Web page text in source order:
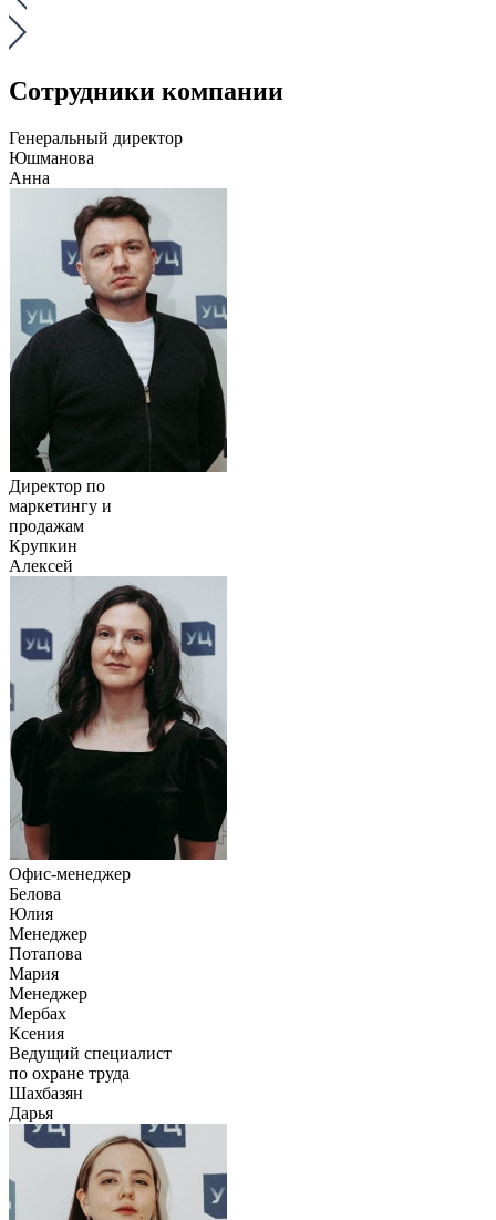
Сотрудники компании
Генеральный директор
Юшманова
Анна
Директор по
маркетингу и
продажам
Крупкин
Алексей
Офис-менеджер
Белова
Юлия
Менеджер
Потапова
Мария
Менеджер
Мербах
Ксения
Ведущий специалист
по охране труда
Шахбазян
Дарья